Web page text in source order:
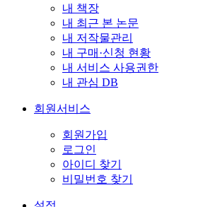
내 책장
내 최근 본 논문
내 저작물관리
내 구매·신청 현황
내 서비스 사용권한
내 관심 DB
회원서비스
회원가입
로그인
아이디 찾기
비밀번호 찾기